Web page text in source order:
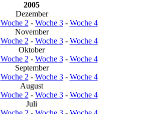
2005
Dezember
Woche 2 - Woche 3- Woche 4
November
Woche 2 - Woche 3- Woche 4
Oktober
Woche 2 - Woche 3- Woche 4
September
Woche 2 - Woche 3- Woche 4
August
Woche 2 - Woche 3- Woche 4
Juli